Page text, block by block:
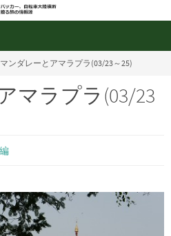
マンダレーとアマラプラ(03/23～25)
マラプラ(03/23